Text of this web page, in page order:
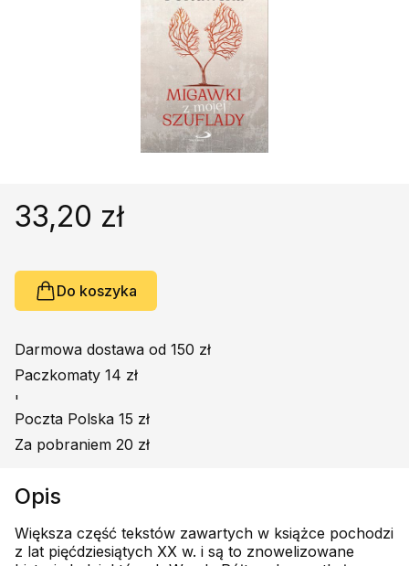
Poradniki, leksykony...
Podręczniki szkolne
Promocja
33,20 zł
Do koszyka
Darmowa dostawa od 150 zł
Paczkomaty 14 zł
'
Poczta Polska 15 zł
Za pobraniem 20 zł
Opis
Większa część tekstów zawartych w książce pochodzi
z lat pięćdziesiątych XX w. i są to znowelizowane